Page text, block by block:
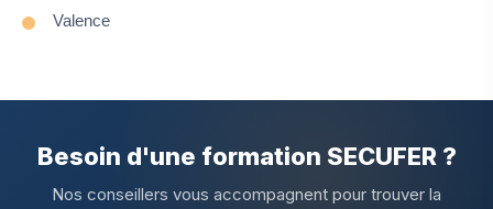
Valence
Besoin d'une formation SECUFER ?
Nos conseillers vous accompagnent pour trouver la